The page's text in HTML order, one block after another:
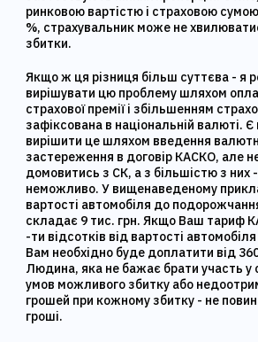
ринковою вартістю і страховою
%, страхувальник може не
збитки.
Якщо ж ця різниця більш суттєва - я
вирішувати цю проблему шляхом
страхової премії і збільшенням
зафіксована в національній валюті. Є
вирішити це шляхом введення
застереження в договір КАСКО, але
домовитись з СК, а з більшістю з них
неможливо. У вищенаведеному
вартості автомобіля до
складає 9 тис. грн. Якщо Ваш тариф
-ти відсотків від вартості
Вам необхідно буде доплатити від
Людина, яка не бажає брати участь у
умов можливого збитку або
грошей при кожному збитку - не
гроші.